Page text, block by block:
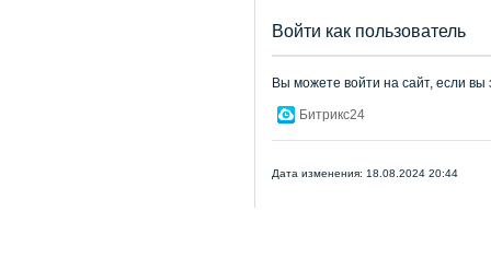
Войти как пользователь
Вы можете войти на сайт, если вы
Битрикс24
Дата изменения: 18.08.2024 20:44